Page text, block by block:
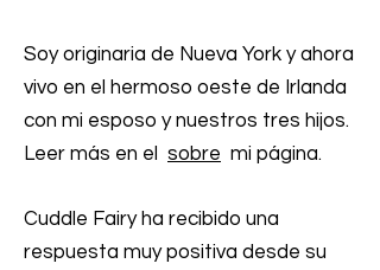
Soy originaria de Nueva York y ahora
vivo en el hermoso oeste de Irlanda
con mi esposo y nuestros tres hijos.
Leer más en el
sobre mi página.
Cuddle Fairy ha recibido una
respuesta muy positiva desde su